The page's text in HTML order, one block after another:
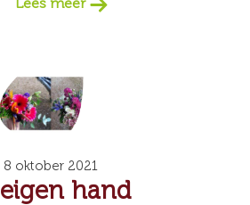
8 oktober 2021
hand